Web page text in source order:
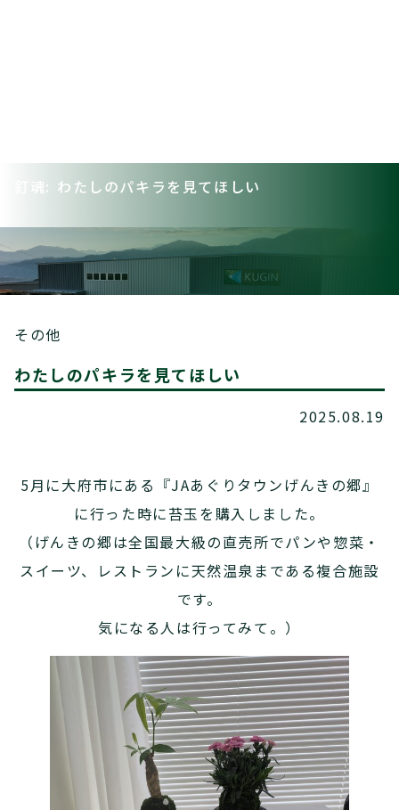
釘魂: わたしのパキラを見てほしい
その他
わたしのパキラを見てほしい
2025.08.19
5月に大府市にある『JAあぐりタウンげんきの郷』
に行った時に苔玉を購入しました。
（げんきの郷は全国最大級の直売所でパンや惣菜・
スイーツ、レストランに天然温泉まである複合施設
です。
気になる人は行ってみて。）